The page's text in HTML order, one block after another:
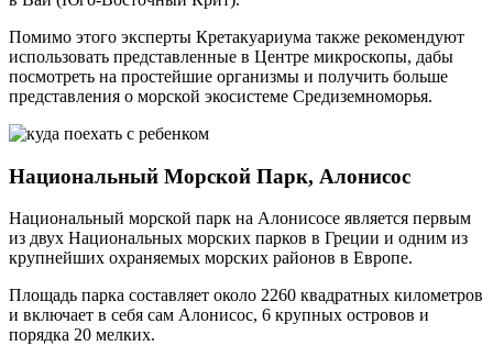
Помимо этого эксперты Кретакуариума также рекомендуют
использовать представленные в Центре микроскопы, дабы
посмотреть на простейшие организмы и получить больше
представления о морской экосистеме Средиземноморья.
Национальный Морской Парк, Алонисос
Национальный морской парк на Алонисосе является первым
из двух Национальных морских парков в Греции и одним из
крупнейших охраняемых морских районов в Европе.
Площадь парка составляет около 2260 квадратных километров
и включает в себя сам Алонисос, 6 крупных островов и
порядка 20 мелких.